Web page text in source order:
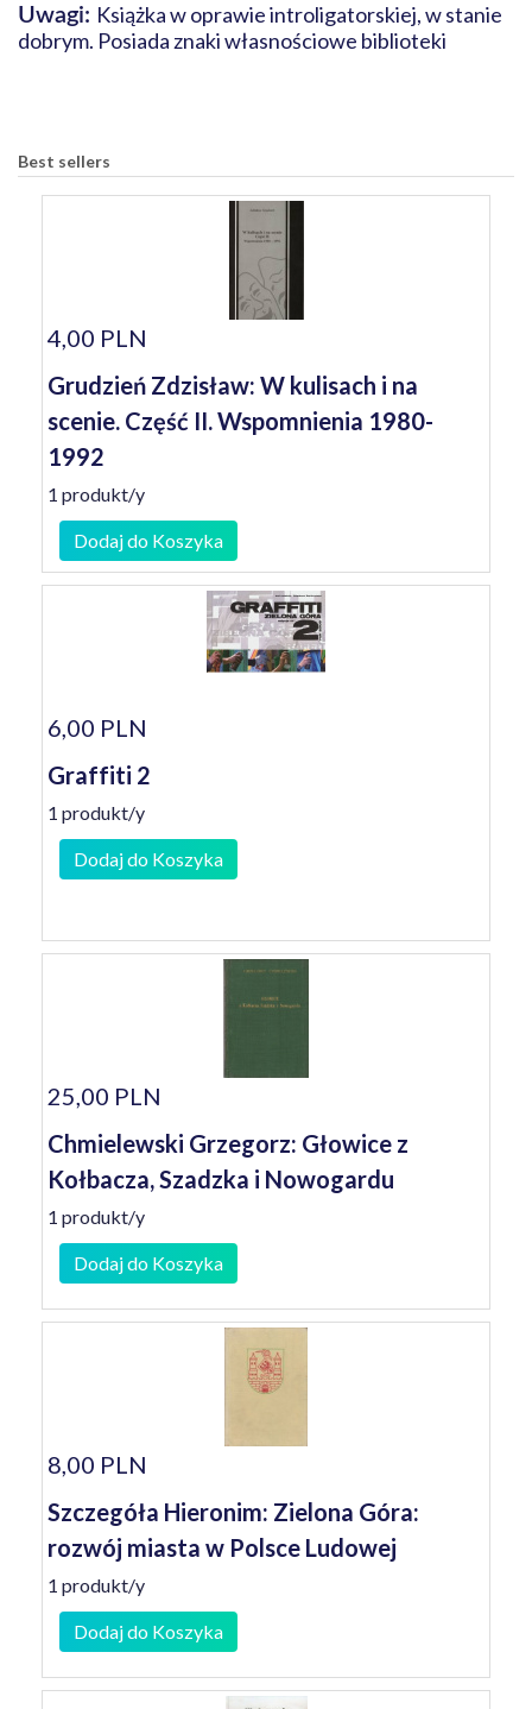
Uwagi: Książka w oprawie introligatorskiej, w stanie
dobrym. Posiada znaki własnościowe biblioteki
Best sellers
4,00 PLN
Grudzień Zdzisław: W kulisach i na
scenie. Część II. Wspomnienia 1980-
1992
1 produkt/y
Dodaj do Koszyka
6,00 PLN
Graffiti 2
1 produkt/y
Dodaj do Koszyka
25,00 PLN
Chmielewski Grzegorz: Głowice z
Kołbacza, Szadzka i Nowogardu
1 produkt/y
Dodaj do Koszyka
8,00 PLN
Szczegóła Hieronim: Zielona Góra:
rozwój miasta w Polsce Ludowej
1 produkt/y
Dodaj do Koszyka